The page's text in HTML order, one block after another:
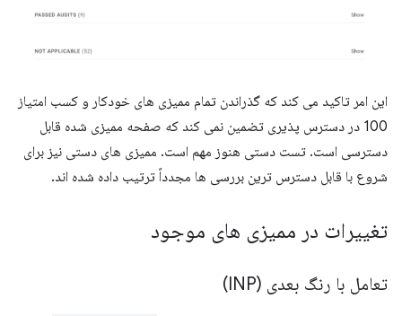
این امر تاکید می کند که گذراندن تمام ممیزی های خودکار و کسب امتیاز
100 در دسترس پذیری تضمین نمی کند که صفحه ممیزی شده قابل
دسترسی است. تست دستی هنوز مهم است. ممیزی های دستی نیز برای
شروع با قابل دسترس ترین بررسی ها مجدداً ترتیب داده شده اند.
تغییرات در ممیزی های موجود
تعامل با رنگ بعدی (INP)